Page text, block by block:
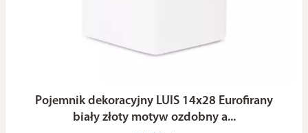
Pojemnik dekoracyjny LUIS 14x28 Eurofirany
biały złoty motyw ozdobny a...